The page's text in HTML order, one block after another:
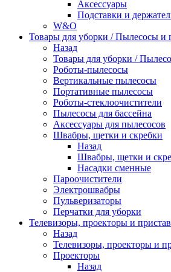
Аксессуары
Подставки и
W&O
Товары для уборки / Пылесосы и
Назад
Товары для уборки /
Роботы-пылесосы
Вертикальные пылесосы
Портативные пылесосы
Роботы-стеклоочистители
Пылесосы для бассейна
Аксессуары для пылесосов
Швабры, щетки и скребки
Назад
Швабры, щетки и
Насадки сменные
Пароочистители
Электрошвабры
Пульверизаторы
Перчатки для уборки
Телевизоры, проекторы и
Назад
Телевизоры, проекторы и
Проекторы
Назад